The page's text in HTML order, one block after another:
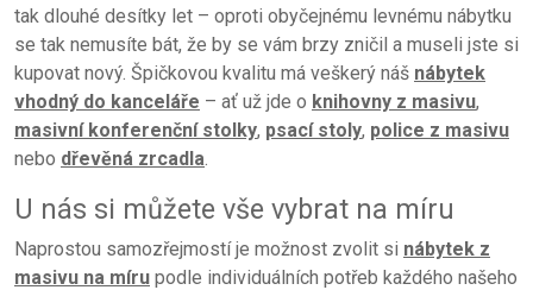
tak dlouhé desítky let – oproti obyčejnému levnému nábytku
se tak nemusíte bát, že by se vám brzy zničil a museli jste si
kupovat nový. Špičkovou kvalitu má veškerý náš nábytek
vhodný do kanceláře – ať už jde o knihovny z masivu,
masivní konferenční stolky, psací stoly, police z masivu
nebo dřevěná zrcadla
U nás si můžete vše vybrat na míru
Naprostou samozřejmostí je možnost zvolit si nábytek z
masivu na míru podle individuálních potřeb každého našeho